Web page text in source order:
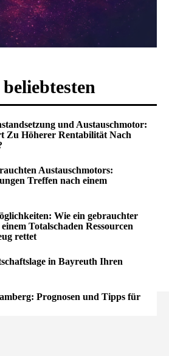
und Austauschmotor:
Zu Höherer Rentabilität Nach
Austauschmotors:
Treffen nach einem
Wie ein gebrauchter
Totalschaden Ressourcen
rettet
in Bayreuth Ihren
Prognosen und Tipps für